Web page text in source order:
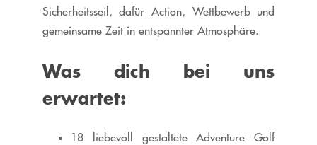
Sicherheitsseil, dafür Action, Wettbewerb und
gemeinsame Zeit in entspannter Atmosphäre.
Was dich bei uns
erwartet:
18 liebevoll gestaltete Adventure Golf